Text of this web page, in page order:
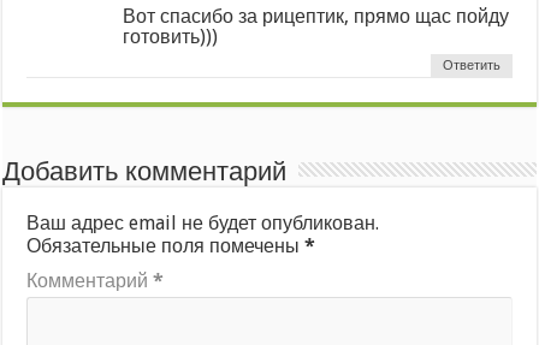
Вот спасибо за рицептик, прямо щас пойду
готовить)))
Ответить
Добавить комментарий
Ваш адрес email не будет опубликован.
Обязательные поля помечены*
Комментарий*